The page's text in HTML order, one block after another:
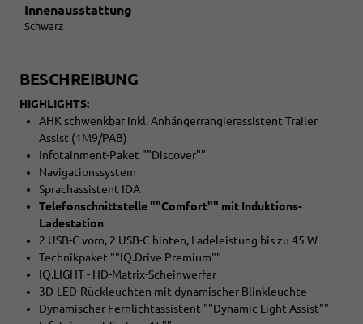
Innenausstattung
Schwarz
BESCHREIBUNG
HIGHLIGHTS:
AHK schwenkbar inkl. Anhängerrangierassistent Trailer
Assist (1M9/PAB)
Infotainment-Paket ""Discover""
Navigationssystem
Sprachassistent IDA
Telefonschnittstelle ""Comfort"" mit Induktions-
Ladestation
2 USB-C vorn, 2 USB-C hinten, Ladeleistung bis zu 45 W
Technikpaket ""IQ.Drive Premium""
IQ.LIGHT - HD-Matrix-Scheinwerfer
3D-LED-Rückleuchten mit dynamischer Blinkleuchte
Dynamischer Fernlichtassistent ""Dynamic Light Assist""